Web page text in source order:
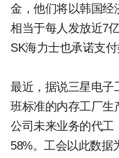
金，他们将以韩国
相当于每人发放近7
SK海力士也承诺支付
最近，据说三星电子
班标准的内存工厂生
公司未来业务的代工
58%。工会以此数据